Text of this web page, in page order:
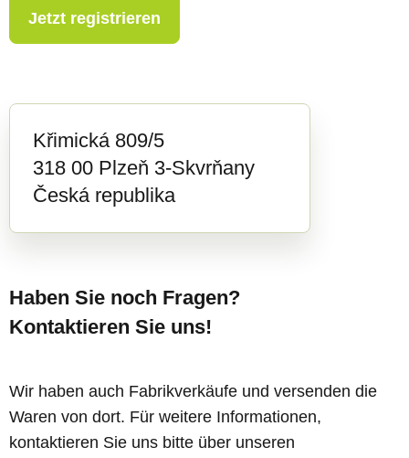
Jetzt registrieren
Křimická 809/5
318 00 Plzeň 3-Skvrňany
Česká republika
Haben Sie noch Fragen?
Kontaktieren Sie uns!
Wir haben auch Fabrikverkäufe und versenden die
Waren von dort. Für weitere Informationen,
kontaktieren Sie uns bitte über unseren